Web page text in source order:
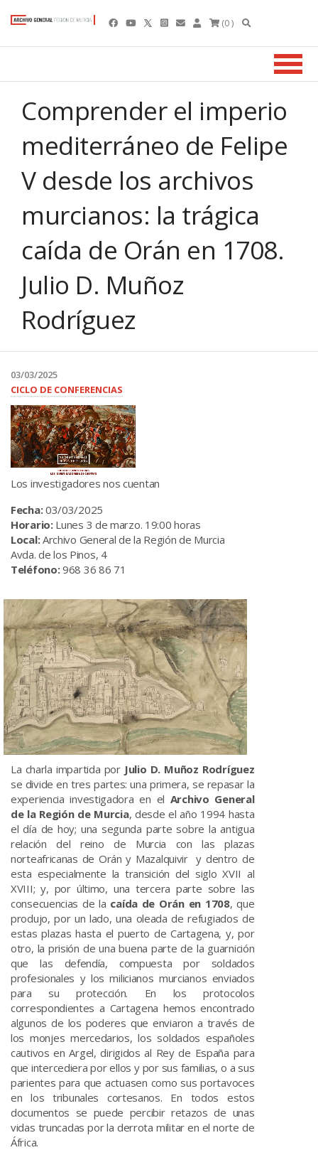
(0 )
Comprender el imperio
mediterráneo de Felipe
V desde los archivos
murcianos: la trágica
caída de Orán en 1708.
Julio D. Muñoz
Rodríguez
03/03/2025
CICLO DE CONFERENCIAS
Los investigadores nos cuentan
Fecha:03/03/2025
Horario:Lunes 3 de marzo. 19:00 horas
Local:Archivo General de la Región de Murcia
Avda. de los Pinos, 4
Teléfono:968 36 86 71
La charla impartida por Julio D. Muñoz Rodríguez
se divide en tres partes: una primera, se repasar la
experiencia investigadora en el Archivo General
de la Región de Murcia, desde el año 1994 hasta
el día de hoy; una segunda parte sobre la antigua
relación del reino de Murcia con las plazas
norteafricanas de Orán y Mazalquivir y dentro de
esta especialmente la transición del siglo XVII al
XVIII; y, por último, una tercera parte sobre las
consecuencias de la caída de Orán en 1708, que
produjo, por un lado, una oleada de refugiados de
estas plazas hasta el puerto de Cartagena, y, por
otro, la prisión de una buena parte de la guarnición
que las defendía, compuesta por soldados
profesionales y los milicianos murcianos enviados
para su protección. En los protocolos
correspondientes a Cartagena hemos encontrado
algunos de los poderes que enviaron a través de
los monjes mercedarios, los soldados españoles
cautivos en Argel, dirigidos al Rey de España para
que intercediera por ellos y por sus familias, o a sus
parientes para que actuasen como sus portavoces
en los tribunales cortesanos. En todos estos
documentos se puede percibir retazos de unas
vidas truncadas por la derrota militar en el norte de
África.